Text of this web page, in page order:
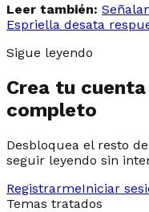
Leer también:
Espriella desata
Sigue leyendo
Crea tu
completo
Desbloquea el resto
seguir leyendo sin
RegistrarmeIniciar
Temas tratados